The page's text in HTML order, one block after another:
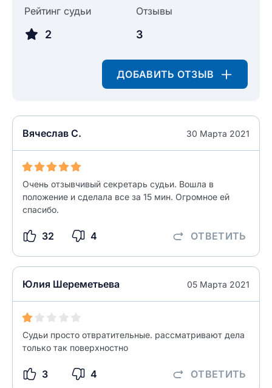
Рейтинг судьи
2
Отзывы
3
ДОБАВИТЬ ОТЗЫВ
Вячеслав С. 30 Марта 2021
Очень отзывчивый секретарь судьи. Вошла в
положение и сделала все за 15 мин. Огромное ей
спасибо.
32 4 ОТВЕТИТЬ
Юлия Шереметьева 05 Марта 2021
Судьи просто отвратительные. рассматривают дела
только так поверхностно
3 4 ОТВЕТИТЬ
Текст отзыва
разрешить публикацию отзыва
Ответ на отзыв
разрешить публикацию отзыва
ОСТАВИТЬ ОТЗЫВ
Название населенного пункта
НАЙТИ МЕНЯ
ЗАКРЫТЬ СОХРАНИТЬ